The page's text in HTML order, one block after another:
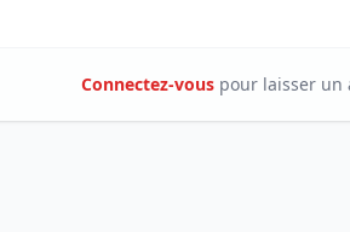
Connectez-vous pour laisser un